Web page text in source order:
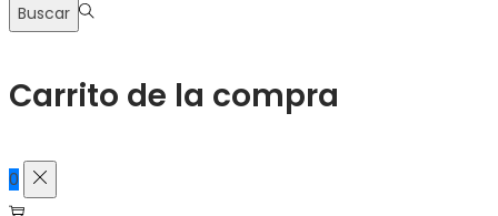
Buscar
Carrito de la compra
0